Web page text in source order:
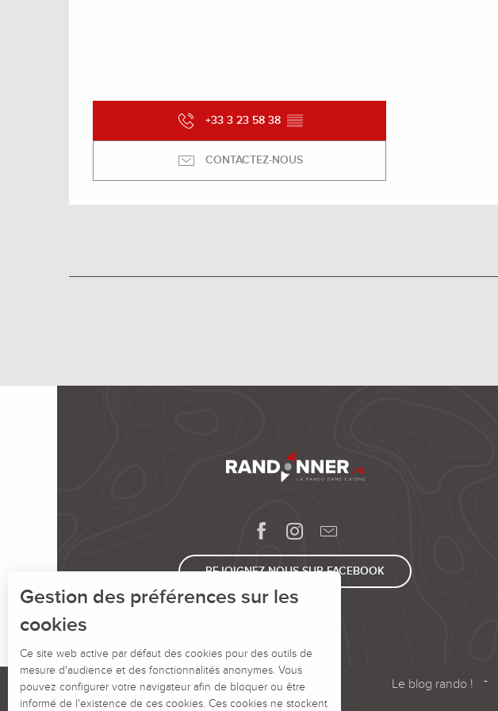
+33 3 23 58 38 ▒▒
CONTACTEZ-NOUS
REJOIGNEZ-NOUS SUR FACEBOOK
Le blog rando !
Gestion des préférences sur les
cookies
Ce site web active par défaut des cookies pour des outils de
mesure d'audience et des fonctionnalités anonymes. Vous
pouvez configurer votre navigateur afin de bloquer ou être
informé de l'existence de ces cookies. Ces cookies ne stockent